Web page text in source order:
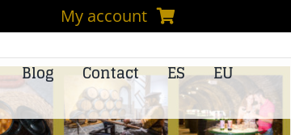
My account
Blog Contact ES EU